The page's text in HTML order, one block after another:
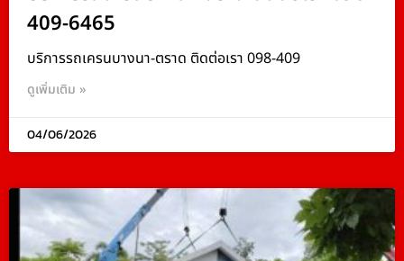
409-6465
บริการรถเครนบางนา-ตราด ติดต่อเรา 098-409
ดูเพิ่มเติม »
04/06/2026